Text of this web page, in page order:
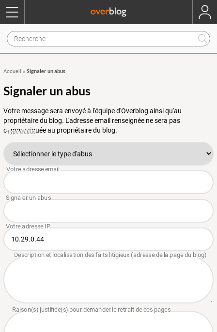
Accueil » Signaler un abus
Signaler un abus
Votre message sera envoyé à l'équipe d'Overblog ainsi qu'au
propriétaire du blog. L'adresse email renseignée ne sera pas
communiquée au propriétaire du blog.